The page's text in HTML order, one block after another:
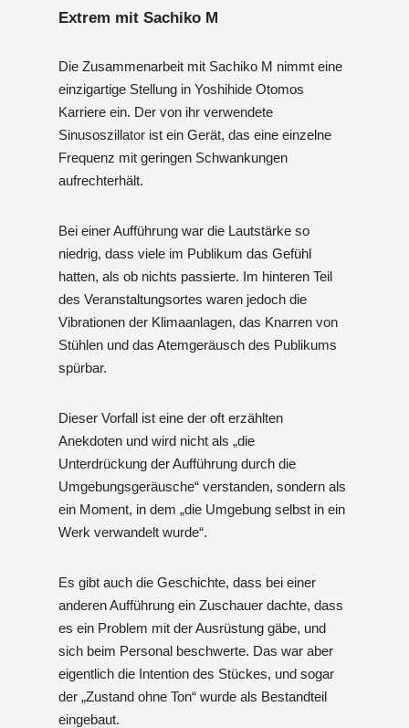
Extrem mit Sachiko M
Die Zusammenarbeit mit Sachiko M nimmt eine
einzigartige Stellung in Yoshihide Otomos
Karriere ein. Der von ihr verwendete
Sinusoszillator ist ein Gerät, das eine einzelne
Frequenz mit geringen Schwankungen
aufrechterhält.
Bei einer Aufführung war die Lautstärke so
niedrig, dass viele im Publikum das Gefühl
hatten, als ob nichts passierte. Im hinteren Teil
des Veranstaltungsortes waren jedoch die
Vibrationen der Klimaanlagen, das Knarren von
Stühlen und das Atemgeräusch des Publikums
spürbar.
Dieser Vorfall ist eine der oft erzählten
Anekdoten und wird nicht als „die
Unterdrückung der Aufführung durch die
Umgebungsgeräusche“ verstanden, sondern als
ein Moment, in dem „die Umgebung selbst in ein
Werk verwandelt wurde“.
Es gibt auch die Geschichte, dass bei einer
anderen Aufführung ein Zuschauer dachte, dass
es ein Problem mit der Ausrüstung gäbe, und
sich beim Personal beschwerte. Das war aber
eigentlich die Intention des Stückes, und sogar
der „Zustand ohne Ton“ wurde als Bestandteil
eingebaut.